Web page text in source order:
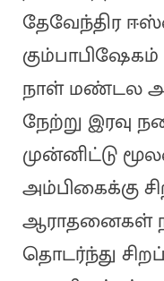
தேவேந்திர
நாள் மண்டல
நேற்று இரவு
முன்னிட்டு
அம்பிகைக்கு
ஆராதனைகள்
தொடர்ந்து